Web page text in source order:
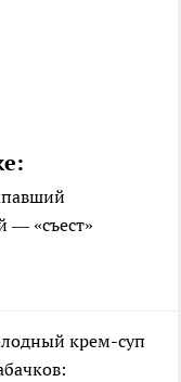
— «съест»
крем-суп